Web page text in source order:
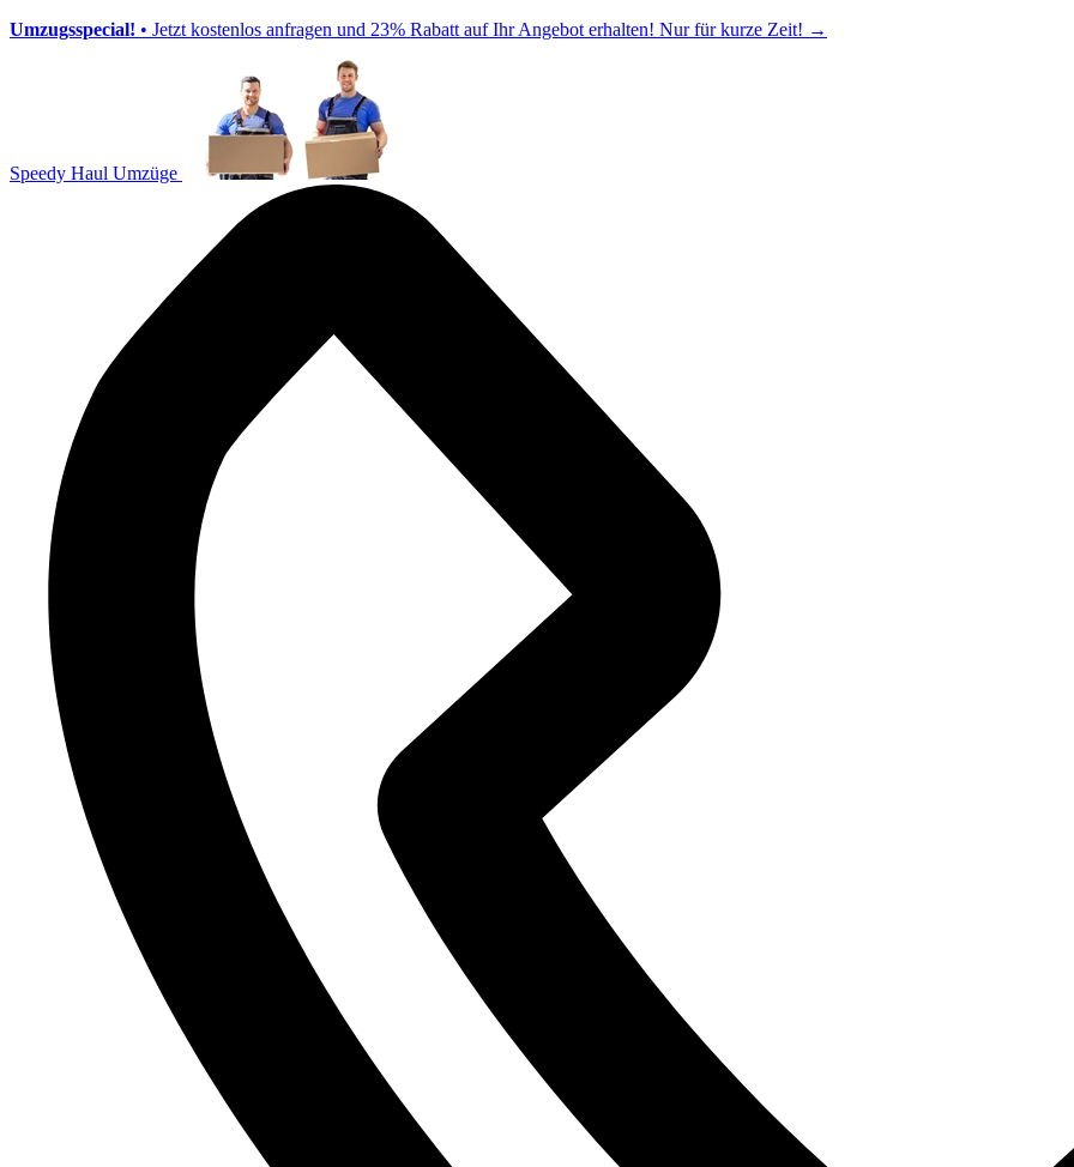
Umzugsspecial! • Jetzt kostenlos anfragen und 23% Rabatt auf Ihr Angebot erhalten! Nur für kurze Zeit! →
Speedy Haul Umzüge